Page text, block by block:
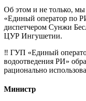
Об этом и не только,
«Единый оператор по
диспетчером Сунжи
ЦУР Ингушетии.
‼️ ГУП «Единый
водоотведения РИ»
рационально
Министр